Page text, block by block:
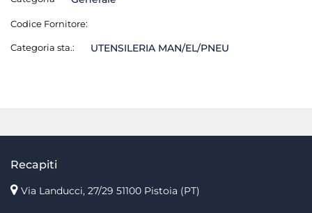
Codice Fornitore:
Categoria sta.: UTENSILERIA MAN/EL/PNEU
Recapiti
Via Landucci, 27/29 51100 Pistoia (PT)